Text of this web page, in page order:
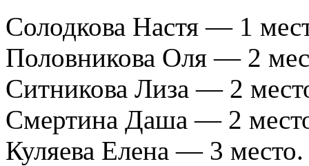
Солодкова Настя — 1
Половникова Оля — 2
Ситникова Лиза — 2
Смертина Даша — 2
Куляева Елена — 3 место.